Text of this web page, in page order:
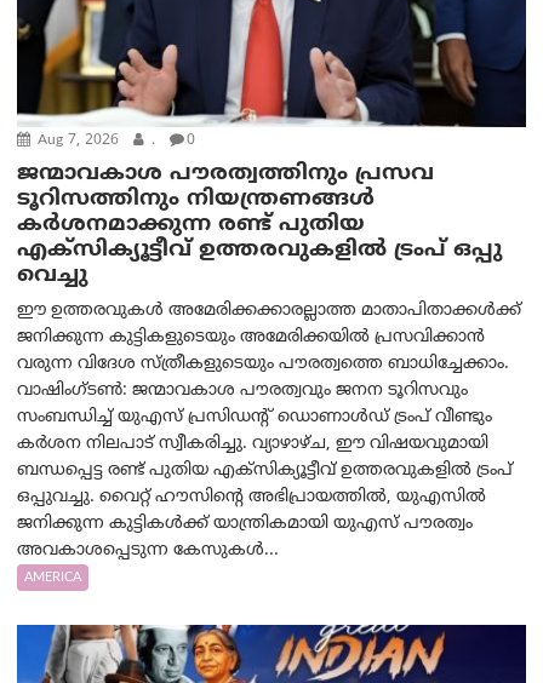
Aug 7, 2026 . 0
ജന്മാവകാശ പൗരത്വത്തിനും പ്രസവ
ടൂറിസത്തിനും നിയന്ത്രണങ്ങൾ
കർശനമാക്കുന്ന രണ്ട് പുതിയ
എക്സിക്യൂട്ടീവ് ഉത്തരവുകളിൽ ട്രംപ് ഒപ്പു
വെച്ചു
ഈ ഉത്തരവുകൾ അമേരിക്കക്കാരല്ലാത്ത മാതാപിതാക്കൾക്ക്
ജനിക്കുന്ന കുട്ടികളുടെയും അമേരിക്കയിൽ പ്രസവിക്കാൻ
വരുന്ന വിദേശ സ്ത്രീകളുടെയും പൗരത്വത്തെ ബാധിച്ചേക്കാം.
വാഷിംഗ്ടണ്‍: ജന്മാവകാശ പൗരത്വവും ജനന ടൂറിസവും
സംബന്ധിച്ച് യുഎസ് പ്രസിഡന്റ് ഡൊണാൾഡ് ട്രംപ് വീണ്ടും
കർശന നിലപാട് സ്വീകരിച്ചു. വ്യാഴാഴ്ച, ഈ വിഷയവുമായി
ബന്ധപ്പെട്ട രണ്ട് പുതിയ എക്സിക്യൂട്ടീവ് ഉത്തരവുകളിൽ ട്രംപ്
ഒപ്പുവച്ചു. വൈറ്റ് ഹൗസിന്റെ അഭിപ്രായത്തിൽ, യുഎസിൽ
ജനിക്കുന്ന കുട്ടികൾക്ക് യാന്ത്രികമായി യുഎസ് പൗരത്വം
അവകാശപ്പെടുന്ന കേസുകൾ...
AMERICA